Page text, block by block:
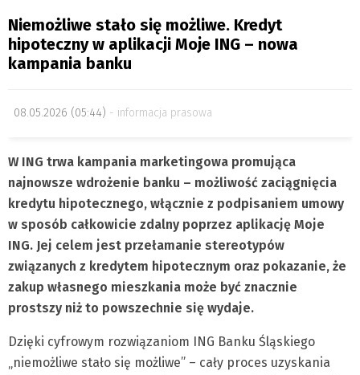
Niemożliwe stało się możliwe. Kredyt
hipoteczny w aplikacji Moje ING – nowa
kampania banku
08.05.2026 (05:44) informacja prasowa
W ING trwa kampania marketingowa promująca
najnowsze wdrożenie banku – możliwość zaciągnięcia
kredytu hipotecznego, włącznie z podpisaniem umowy
w sposób całkowicie zdalny poprzez aplikację Moje
ING. Jej celem jest przełamanie stereotypów
związanych z kredytem hipotecznym oraz pokazanie, że
zakup własnego mieszkania może być znacznie
prostszy niż to powszechnie się wydaje.
Dzięki cyfrowym rozwiązaniom ING Banku Śląskiego
„niemożliwe stało się możliwe” – cały proces uzyskania